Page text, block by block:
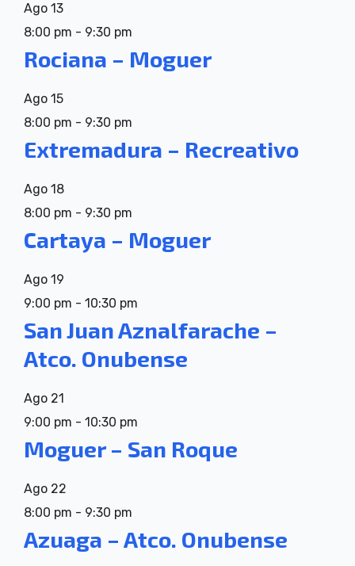
Ago 13
8:00 pm - 9:30 pm
Rociana – Moguer
Ago 15
8:00 pm - 9:30 pm
Extremadura – Recreativo
Ago 18
8:00 pm - 9:30 pm
Cartaya – Moguer
Ago 19
9:00 pm - 10:30 pm
San Juan Aznalfarache –
Atco. Onubense
Ago 21
9:00 pm - 10:30 pm
Moguer – San Roque
Ago 22
8:00 pm - 9:30 pm
Azuaga – Atco. Onubense